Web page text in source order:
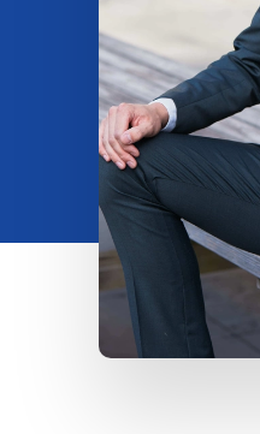
Insights
Om os
Kontakt